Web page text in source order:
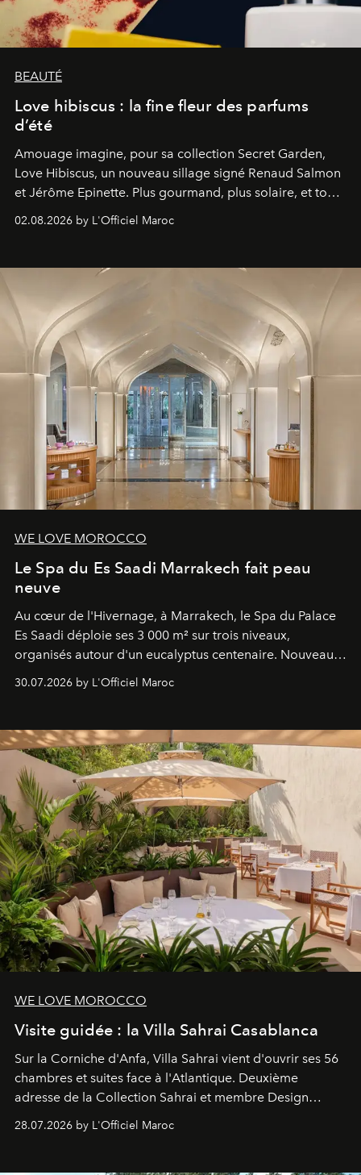
BEAUTÉ
Love hibiscus : la fine fleur des parfums
d’été
Amouage imagine, pour sa collection Secret Garden,
Love Hibiscus, un nouveau sillage signé Renaud Salmon
et Jérôme Epinette. Plus gourmand, plus solaire, et tout
à fait irrésistible.
02.08.2026 by L'Officiel Maroc
WE LOVE MOROCCO
Le Spa du Es Saadi Marrakech fait peau
neuve
Au cœur de l'Hivernage, à Marrakech, le Spa du Palace
Es Saadi déploie ses 3 000 m² sur trois niveaux,
organisés autour d'un eucalyptus centenaire. Nouveau
Lobby Bien-Être et Beauté, exclusivité mondiale en
neuro-cosmétique, parcours thermal et studio dédié au
entièreté, entre science des émotions et rituels
reposants.
30.07.2026 by L'Officiel Maroc
WE LOVE MOROCCO
Visite guidée : la Villa Sahrai Casablanca
Sur la Corniche d'Anfa, Villa Sahrai vient d'ouvrir ses 56
chambres et suites face à l'Atlantique. Deuxième
adresse de la Collection Sahrai et membre Design
Hotels, ce boutique-hôtel cinq étoiles signé Christophe
Pillet promet un lieu de vie complet. On y a déjeuné…
28.07.2026 by L'Officiel Maroc